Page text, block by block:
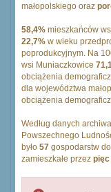
małopolskiego oraz
58,4% mieszkańców
22,7% w wieku
poprodukcyjnym. Na
wsi Muniaczkowice
obciążenia
dla województwa
obciążenia
Według danych
Powszechnego
było 57 gospodarstw
zamieszkałe przez pięc